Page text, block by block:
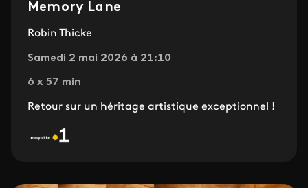
Memory Lane
Robin Thicke
Samedi 2 mai 2026 à 21:10
6 x 57 min
Retour sur un héritage artistique exceptionnel !